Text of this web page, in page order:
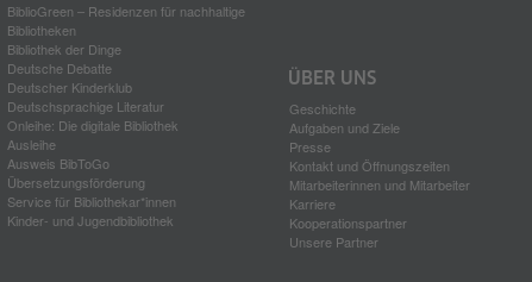
BiblioGreen – Residenzen für nachhaltige
Bibliotheken
Bibliothek der Dinge
Deutsche Debatte
Deutscher Kinderklub
Deutschsprachige Literatur
Onleihe: Die digitale Bibliothek
Ausleihe
Ausweis BibToGo
Übersetzungsförderung
Service für Bibliothekar*innen
Kinder- und Jugendbibliothek
ÜBER UNS
Geschichte
Aufgaben und Ziele
Presse
Kontakt und Öffnungszeiten
Mitarbeiterinnen und Mitarbeiter
Karriere
Kooperationspartner
Unsere Partner